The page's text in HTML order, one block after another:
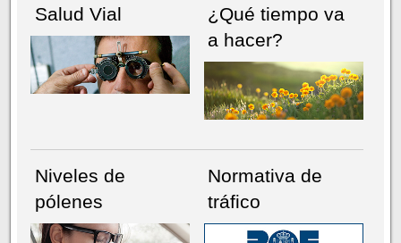
Salud Vial
¿Qué tiempo va
a hacer?
Niveles de
pólenes
Normativa de
tráfico